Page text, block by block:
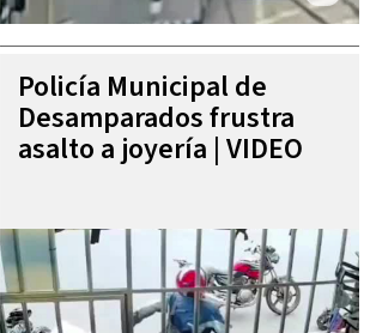
Policía Municipal de
Desamparados frustra
asalto a joyería | VIDEO